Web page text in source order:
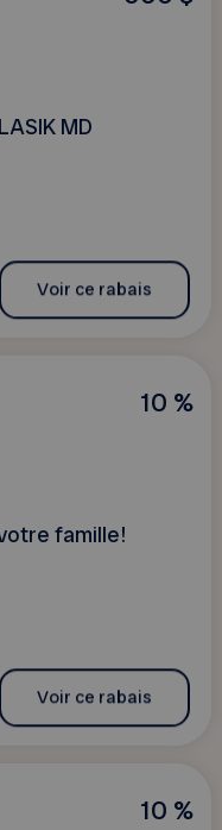
MD
Voir ce rabais
10 %
famille!
Voir ce rabais
10 %